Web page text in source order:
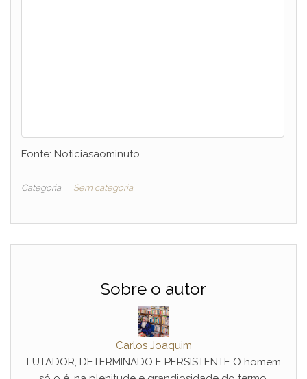
Fonte: Noticiasaominuto
Categoria Sem categoria
Sobre o autor
Carlos Joaquim
LUTADOR, DETERMINADO E PERSISTENTE O homem